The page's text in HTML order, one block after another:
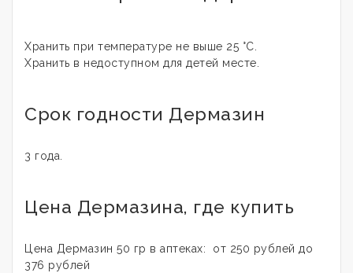
Хранить при температуре не выше 25 °С.
Хранить в недоступном для детей месте.
Срок годности Дермазин
3 года.
Цена Дермазина, где купить
Цена Дермазин 50 гр в аптеках: от 250 рублей до
376 рублей